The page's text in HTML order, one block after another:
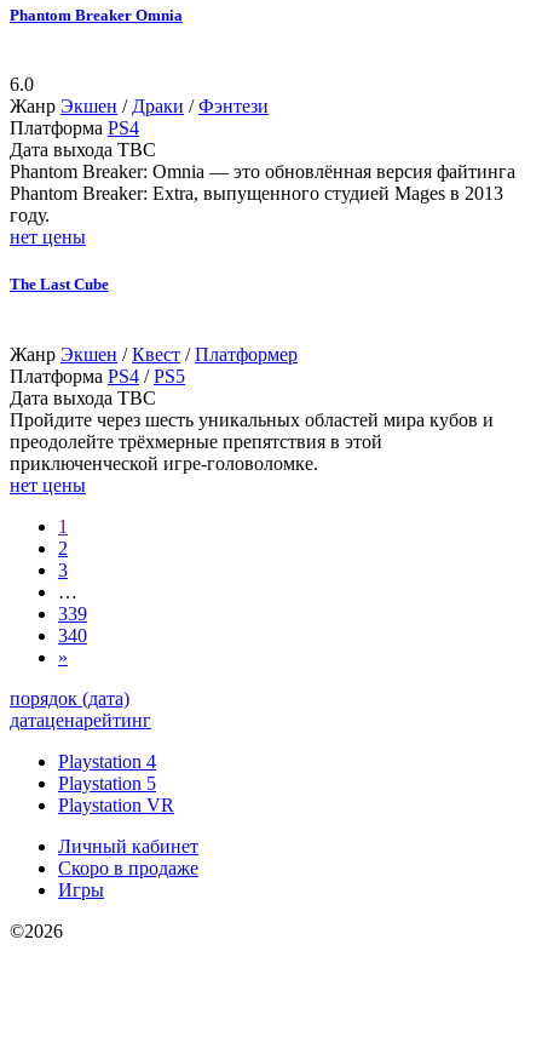
Phantom Breaker Omnia
6.0
Жанр Экшен / Драки /Фэнтези
Платформа PS4
Дата выхода TBC
Phantom Breaker: Omnia — это обновлённая версия файтинга
Phantom Breaker: Extra, выпущенного студией Mages в 2013
году.
нет цены
The Last Cube
Жанр Экшен /Квест /Платформер
Платформа PS4 /PS5
Дата выхода TBC
Пройдите через шесть уникальных областей мира кубов и
преодолейте трёхмерные препятствия в этой
приключенческой игре-головоломке.
нет цены
1
2
3
…
339
340
»
порядок (дата)
датаценарейтинг
Playstation 4
Playstation 5
Playstation VR
Личный кабинет
Скоро в продаже
Игры
©2026